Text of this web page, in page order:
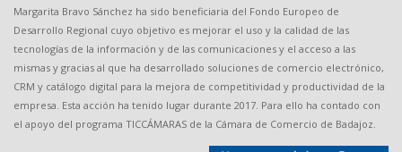
Margarita Bravo Sánchez ha sido beneficiaria del Fondo Europeo de
Desarrollo Regional cuyo objetivo es mejorar el uso y la calidad de las
tecnologías de la información y de las comunicaciones y el acceso a las
mismas y gracias al que ha desarrollado soluciones de comercio electrónico,
CRM y catálogo digital para la mejora de competitividad y productividad de la
empresa. Esta acción ha tenido lugar durante 2017. Para ello ha contado con
el apoyo del programa TICCÁMARAS de la Cámara de Comercio de Badajoz.